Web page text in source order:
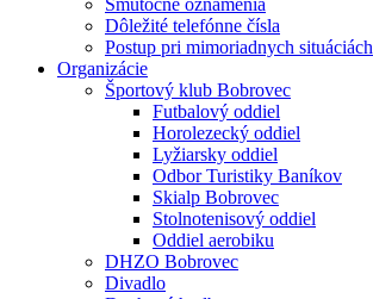
Smútočné oznámenia
Dôležité telefónne čísla
Postup pri mimoriadnych situáciách
Organizácie
Športový klub Bobrovec
Futbalový oddiel
Horolezecký oddiel
Lyžiarsky oddiel
Odbor Turistiky Baníkov
Skialp Bobrovec
Stolnotenisový oddiel
Oddiel aerobiku
DHZO Bobrovec
Divadlo